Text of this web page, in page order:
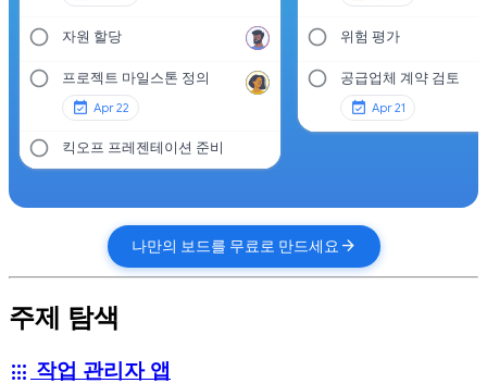
자원 할당
프로젝트 마일스톤 정의
Apr 22
킥오프 프레젠테이션 준비
위험 평가
공급업체 계약 검토
Apr 21
나만의 보드를 무료로 만드세요 arrow_forward
주제 탐색
apps 작업 관리자 앱